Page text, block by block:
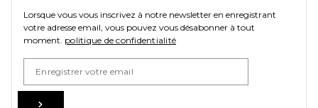
Lorsque vous vous inscrivez à notre newsletter en enregistrant
votre adresse email, vous pouvez vous désabonner à tout
moment. politique de confidentialité